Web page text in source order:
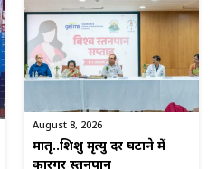
August 8, 2026
मातृ..शिशु मृत्यु दर घटाने में
कारगर स्तनपान